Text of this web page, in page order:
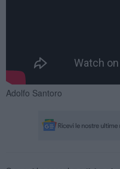
Adolfo Santoro